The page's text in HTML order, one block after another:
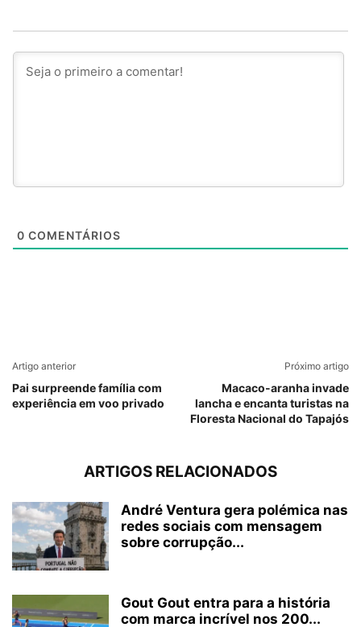
0 COMENTÁRIOS
Artigo anterior
Pai surpreende família com
experiência em voo privado
Próximo artigo
Macaco-aranha invade
lancha e encanta turistas na
Floresta Nacional do Tapajós
ARTIGOS RELACIONADOS
André Ventura gera polémica nas
redes sociais com mensagem
sobre corrupção...
Gout Gout entra para a história
com marca incrível nos 200...